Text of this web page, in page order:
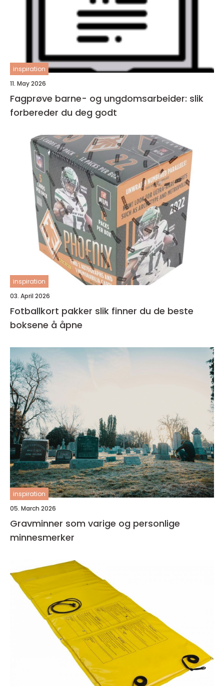
inspiration
11. May 2026
Fagprøve barne- og ungdomsarbeider: slik
forbereder du deg godt
inspiration
03. April 2026
Fotballkort pakker slik finner du de beste
boksene å åpne
inspiration
05. March 2026
Gravminner som varige og personlige
minnesmerker